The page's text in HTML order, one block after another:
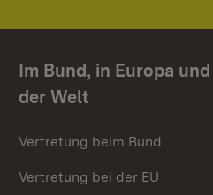
Im Bund, in Europa und
der Welt
Vertretung beim Bund
Vertretung bei der EU